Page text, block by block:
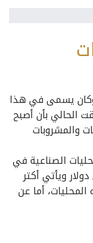
ظهور أول مُحلي صناعي بعام 1879 وكان يسمى في هذا
الحالي بأن أصبح
والمشروبات
الصناعية في
ويأتي أكتر
أما عن